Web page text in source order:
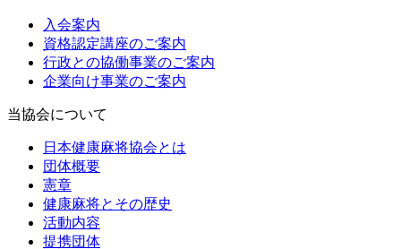
入会案内
資格認定講座のご案内
行政との協働事業のご案内
企業向け事業のご案内
当協会について
日本健康麻将協会とは
団体概要
憲章
健康麻将とその歴史
活動内容
提携団体